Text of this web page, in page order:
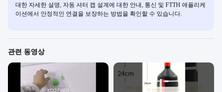
대한 자세한 설명, 자동 셔터 캡 설계에 대한 안내, 통신 및 FTTH 애플리케
이션에서 안정적인 연결을 보장하는 방법을 확인할 수 있습니다.
관련 동영상